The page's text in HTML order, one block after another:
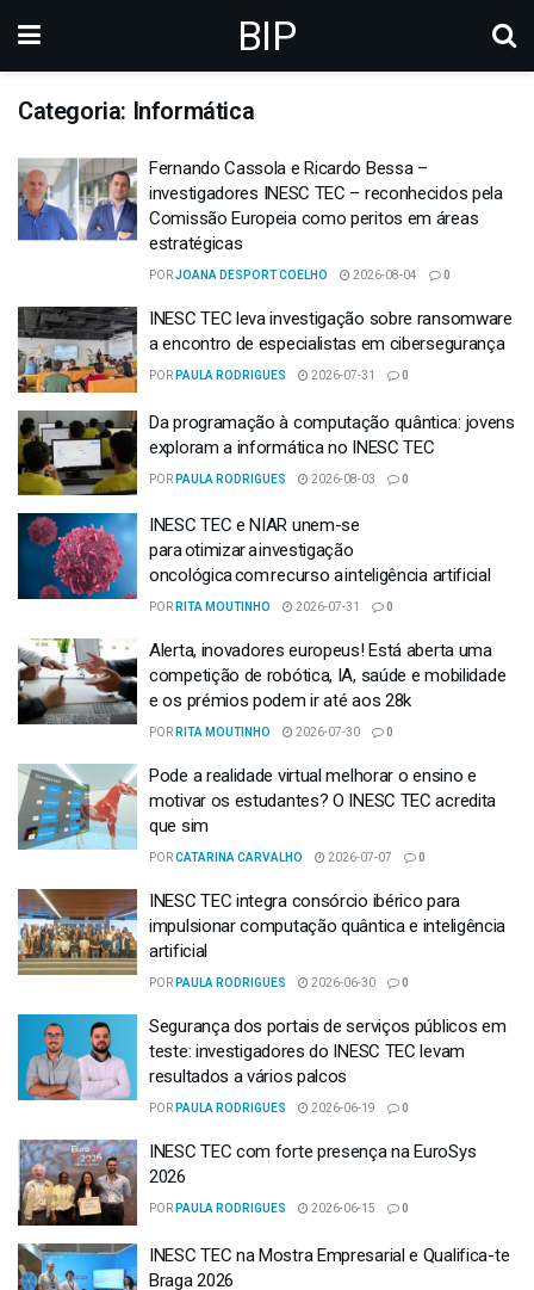
BIP
Categoria: Informática
Fernando Cassola e Ricardo Bessa –
investigadores INESC TEC – reconhecidos pela
Comissão Europeia como peritos em áreas
estratégicas
PORJOANA DESPORT COELHO 2026-08-04 0
INESC TEC leva investigação sobre ransomware
a encontro de especialistas em cibersegurança
POR PAULA RODRIGUES 2026-07-31 0
Da programação à computação quântica: jovens
exploram a informática no INESC TEC
POR PAULA RODRIGUES 2026-08-03 0
INESC TEC e NIAR unem-se
para otimizar a investigação
oncológica com recurso a inteligência artificial
POR RITA MOUTINHO 2026-07-31 0
Alerta, inovadores europeus! Está aberta uma
competição de robótica, IA, saúde e mobilidade
e os prémios podem ir até aos 28k
POR RITA MOUTINHO 2026-07-30 0
Pode a realidade virtual melhorar o ensino e
motivar os estudantes? O INESC TEC acredita
que sim
PORCATARINA CARVALHO 2026-07-07 0
INESC TEC integra consórcio ibérico para
impulsionar computação quântica e inteligência
artificial
POR PAULA RODRIGUES 2026-06-30 0
Segurança dos portais de serviços públicos em
teste: investigadores do INESC TEC levam
resultados a vários palcos
POR PAULA RODRIGUES 2026-06-19 0
INESC TEC com forte presença na EuroSys
2026
POR PAULA RODRIGUES 2026-06-15 0
INESC TEC na Mostra Empresarial e Qualifica-te
Braga 2026